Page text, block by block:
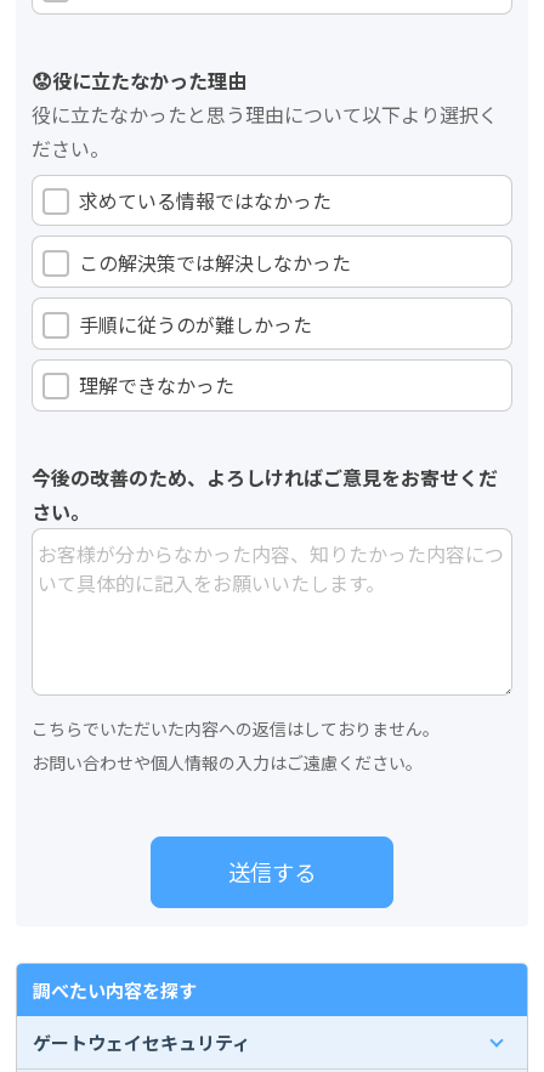
調べたい内容を探す
ゲートウェイセキュリティ
😟役に立たなかった理由
役に立たなかったと思う理由について以下より選択く
ださい。
求めている情報ではなかった
この解決策では解決しなかった
手順に従うのが難しかった
理解できなかった
今後の改善のため、よろしければご意見をお寄せくだ
さい。
こちらでいただいた内容への返信はしておりません。
お問い合わせや個人情報の入力はご遠慮ください。